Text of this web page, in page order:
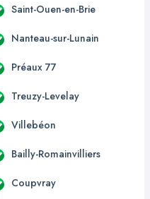
Saint-Ouen-en-Brie
Nanteau-sur-Lunain
Préaux 77
Treuzy-Levelay
Villebéon
Bailly-Romainvilliers
Coupvray